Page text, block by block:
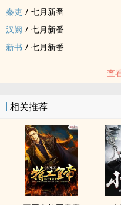
秦吏 / 七月新番
汉阙 / 七月新番
新书 / 七月新番
查
相关推荐